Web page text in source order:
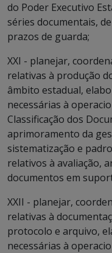
do Poder Executivo
séries documentais,
prazos de guarda;
XXI - planejar,
relativas à produção
âmbito estadual,
necessárias à
Classificação dos
aprimoramento da
sistematização e
relativos à avaliação,
documentos em
XXII - planejar,
relativas à
protocolo e arquivo,
necessárias à